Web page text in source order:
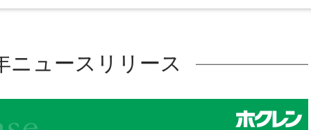
ニュースリリース